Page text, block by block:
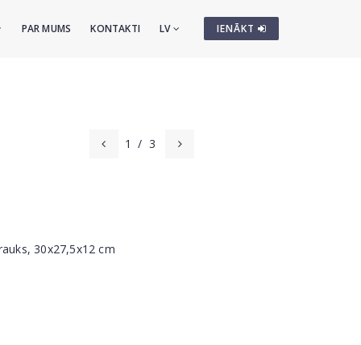
IENĀKT
PAR MUMS KONTAKTI LV
1 / 3
30x27,5x12 cm